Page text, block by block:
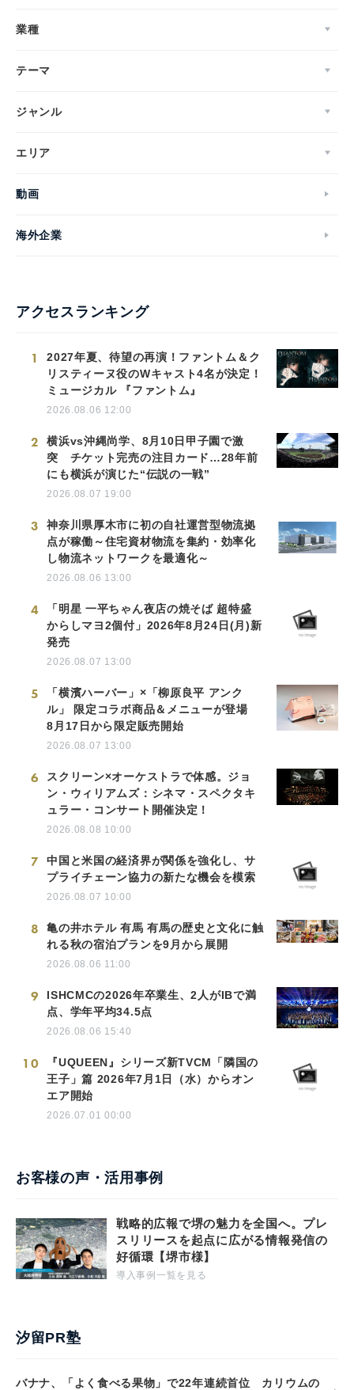
業種
テーマ
ジャンル
エリア
動画
海外企業
アクセスランキング
1
2027年夏、待望の再演！ファントム＆ク
リスティーヌ役のWキャスト4名が決定！
ミュージカル 『ファントム』
2026.08.06 12:00
2
横浜vs沖縄尚学、8月10日甲子園で激
突 チケット完売の注目カード…28年前
にも横浜が演じた“伝説の一戦”
2026.08.07 19:00
3
神奈川県厚木市に初の自社運営型物流拠
点が稼働～住宅資材物流を集約・効率化
し物流ネットワークを最適化～
2026.08.06 13:00
4
「明星 一平ちゃん夜店の焼そば 超特盛
からしマヨ2個付」2026年8月24日(月)新
発売
2026.08.07 13:00
5
「横濱ハーバー」×「柳原良平 アンク
ル」 限定コラボ商品＆メニューが登場
8月17日から限定販売開始
2026.08.07 13:00
6
スクリーン×オーケストラで体感。ジョ
ン・ウィリアムズ：シネマ・スペクタキ
ュラー・コンサート開催決定！
2026.08.08 10:00
7
中国と米国の経済界が関係を強化し、サ
プライチェーン協力の新たな機会を模索
2026.08.07 10:00
8
亀の井ホテル 有馬 有馬の歴史と文化に触
れる秋の宿泊プランを9月から展開
2026.08.06 11:00
9
ISHCMCの2026年卒業生、2人がIBで満
点、学年平均34.5点
2026.08.06 15:40
10
『UQUEEN』シリーズ新TVCM「隣国の
王子」篇 2026年7月1日（水）からオン
エア開始
2026.07.01 00:00
お客様の声・活用事例
戦略的広報で堺の魅力を全国へ。プレ
スリリースを起点に広がる情報発信の
好循環【堺市様】
導入事例一覧を見る
汐留PR塾
バナナ、「よく食べる果物」で22年連続首位 カリウムの
English